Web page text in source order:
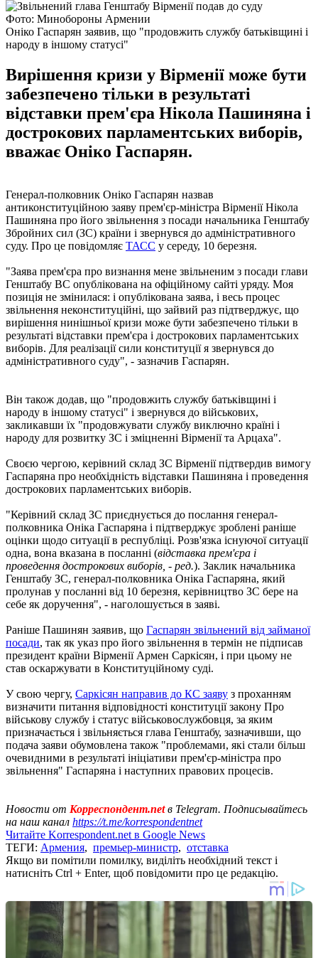
Фото: Минобороны Армении
Оніко Гаспарян заявив, що "продовжить службу батьківщині і
народу в іншому статусі"
Вирішення кризи у Вірменії може бути
забезпечено тільки в результаті
відставки прем'єра Нікола Пашиняна і
дострокових парламентських виборів,
вважає Оніко Гаспарян.
Генерал-полковник Оніко Гаспарян назвав
антиконституційною заяву прем'єр-міністра Вірменії Нікола
Пашиняна про його звільнення з посади начальника Генштабу
Збройних сил (ЗС) країни і звернувся до адміністративного
суду. Про це повідомляє ТАСС у середу, 10 березня.
"Заява прем'єра про визнання мене звільненим з посади глави
Генштабу ВС опублікована на офіційному сайті уряду. Моя
позиція не змінилася: і опублікована заява, і весь процес
звільнення неконституційні, що зайвий раз підтверджує, що
вирішення нинішньої кризи може бути забезпечено тільки в
результаті відставки прем'єра і дострокових парламентських
виборів. Для реалізації сили конституції я звернувся до
адміністративного суду", - зазначив Гаспарян.
Він також додав, що "продовжить службу батьківщині і
народу в іншому статусі" і звернувся до військових,
закликавши їх "продовжувати службу виключно країні і
народу для розвитку ЗС і зміцненні Вірменії та Арцаха".
Своєю чергою, керівний склад ЗС Вірменії підтвердив вимогу
Гаспаряна про необхідність відставки Пашиняна і проведення
дострокових парламентських виборів.
"Керівний склад ЗС приєднується до послання генерал-
полковника Оніка Гаспаряна і підтверджує зроблені раніше
оцінки щодо ситуації в республіці. Розв'язка існуючої ситуації
одна, вона вказана в посланні (відставка прем'єра і
проведення дострокових виборів, - ред.). Заклик начальника
Генштабу ЗС, генерал-полковника Оніка Гаспаряна, який
пролунав у посланні від 10 березня, керівництво ЗС бере на
себе як доручення", - наголошується в заяві.
Раніше Пашинян заявив, що Гаспарян звільнений від займаної
посади, так як указ про його звільнення в термін не підписав
президент країни Вірменії Армен Саркісян, і при цьому не
став оскаржувати в Конституційному суді.
У свою чергу, Саркісян направив до КС заяву з проханням
визначити питання відповідності конституції закону Про
військову службу і статус військовослужбовця, за яким
призначається і звільняється глава Генштабу, зазначивши, що
подача заяви обумовлена ​​також "проблемами, які стали більш
очевидними в результаті ініціативи прем'єр-міністра про
звільнення" Гаспаряна і наступних правових процесів.
Новости от Корреспондент.netв Telegram. Подписывайтесь
на наш канал https://t.me/korrespondentnet
Читайте Korrespondent.net в Google News
ТЕГИ: Армения, премьер-министр, отставка
Якщо ви помітили помилку, виділіть необхідний текст і
натисніть Ctrl + Enter, щоб повідомити про це редакцію.